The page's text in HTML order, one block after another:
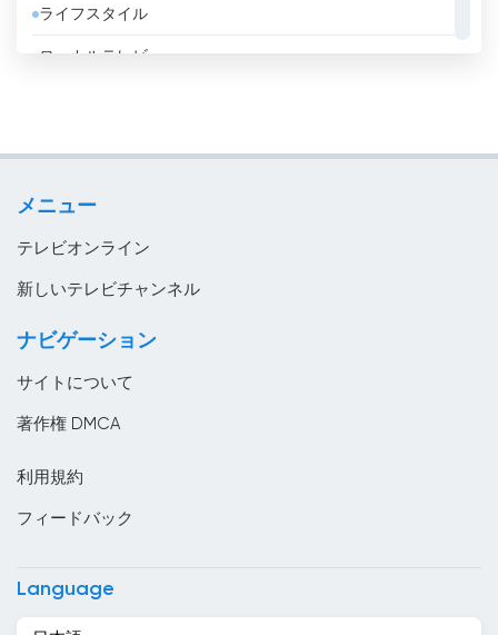
イエメン
エストニア
エチオピア
ライフスタイル
ローカルテレビ
メニュー
テレビオンライン
新しいテレビチャンネル
ナビゲーション
サイトについて
著作権 DMCA
利用規約
フィードバック
Language